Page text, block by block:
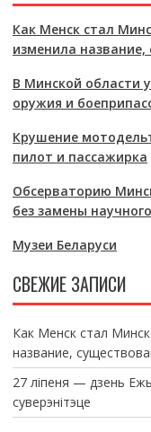
Как Менск стал
изменила
В Минской области
оружия и
Крушение
пилот и пассажирка
Обсерваторию
без замены
Музеи Беларуси
СВЕЖИЕ ЗАПИСИ
Как Менск стал
название,
27 ліпеня — дзень
суверэнітэце